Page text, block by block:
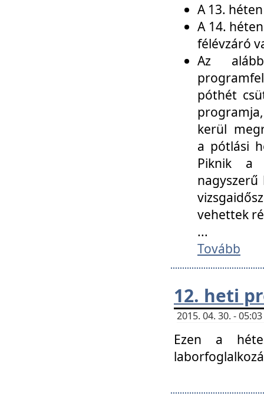
A 13.
A 14.
félévzáró
Az
póthét
kerül
a pótlási
Piknik a
vehettek
...
Tovább
12. heti
2015. 04. 30. -
Ezen a